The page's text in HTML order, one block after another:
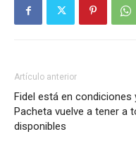
Artículo anterior
Fidel está en condiciones
Pacheta vuelve a tener a
disponibles